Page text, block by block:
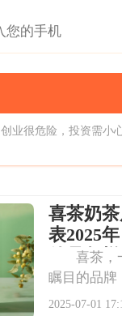
创业很危险，投资需小
喜茶奶
表2025
件是怎
喜茶，一
瞩目的品牌
茶饮风格和
2025-07-01